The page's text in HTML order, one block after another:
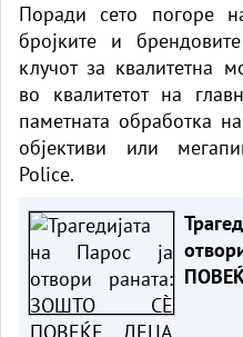
Поради сето погоре
бројките и
клучот за квалитетна
во квалитетот на
паметната обработка
објективи или
Police.